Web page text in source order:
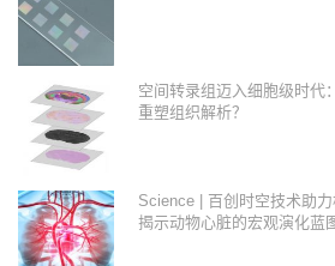
空间转录组迈入细胞级时代
重塑组织解析？
Science | 百创时空技术助
揭示动物心脏的宏观演化蓝